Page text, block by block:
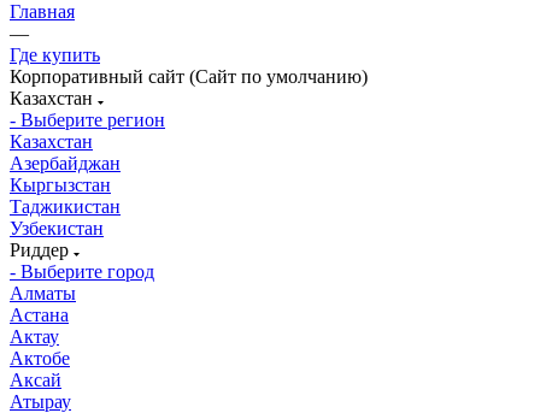
Главная
—
Где купить
Корпоративный сайт (Сайт по умолчанию)
Казахстан
- Выберите регион
Казахстан
Азербайджан
Кыргызстан
Таджикистан
Узбекистан
Риддер
- Выберите город
Алматы
Астана
Актау
Актобе
Аксай
Атырау